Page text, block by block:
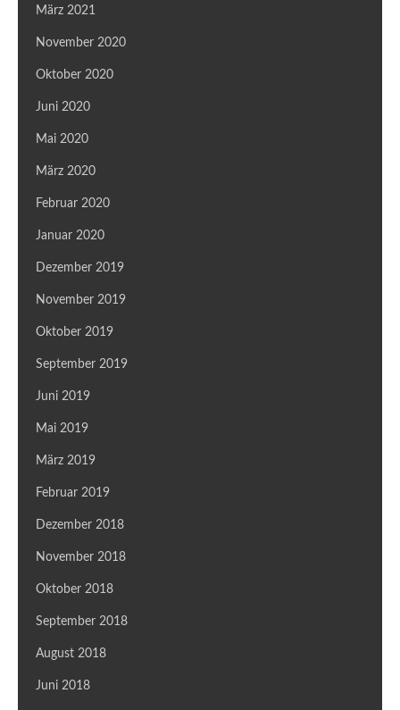
März 2021
November 2020
Oktober 2020
Juni 2020
Mai 2020
März 2020
Februar 2020
Januar 2020
Dezember 2019
November 2019
Oktober 2019
September 2019
Juni 2019
Mai 2019
März 2019
Februar 2019
Dezember 2018
November 2018
Oktober 2018
September 2018
August 2018
Juni 2018